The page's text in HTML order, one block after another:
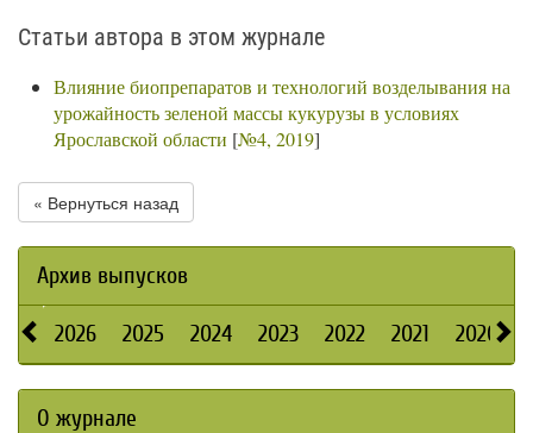
Статьи автора в этом журнале
Влияние биопрепаратов и технологий возделывания на
урожайность зеленой массы кукурузы в условиях
Ярославской области [№4, 2019]
« Вернуться назад
Архив выпусков
2026 2025 2024 2023 2022 2021 2020
О журнале